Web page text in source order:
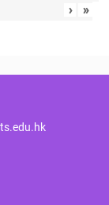
› »